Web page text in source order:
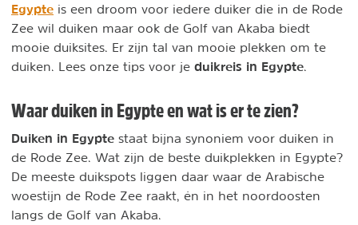
Egypte is een droom voor iedere duiker die in de Rode
Zee wil duiken maar ook de Golf van Akaba biedt
mooie duiksites. Er zijn tal van mooie plekken om te
duiken. Lees onze tips voor je duikreis in Egypte
Waar duiken in Egypte en wat is er te zien?
Duiken in Egypte staat bijna synoniem voor duiken in
de Rode Zee. Wat zijn de beste duikplekken in Egypte?
De meeste duikspots liggen daar waar de Arabische
woestijn de Rode Zee raakt, én in het noordoosten
langs de Golf van Akaba.